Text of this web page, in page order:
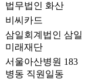
법무법인 화산
비씨카드
삼일회계법인 삼일
미래재단
서울아산병원 183
병동 직원일동